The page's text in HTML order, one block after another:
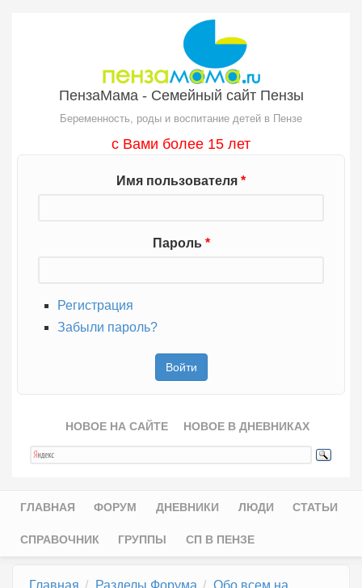
ПензаМама - Семейный сайт Пензы
Беременность, роды и воспитание детей в Пензе
с Вами более 15 лет
Имя пользователя *
Пароль *
Регистрация
Забыли пароль?
НОВОЕ НА САЙТЕ НОВОЕ В ДНЕВНИКАХ
Главное меню
ГЛАВНАЯ ФОРУМ ДНЕВНИКИ ЛЮДИ СТАТЬИ
СПРАВОЧНИК ГРУППЫ СП В ПЕНЗЕ